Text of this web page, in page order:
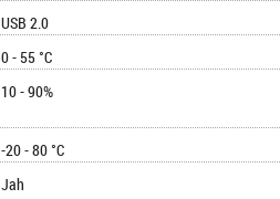
USB 2.0
0 - 55 °C
10 - 90%
-20 - 80 °C
Jah